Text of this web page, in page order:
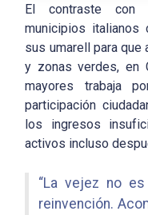
El contraste con
municipios italianos
sus umarell para que
y zonas verdes, en
mayores trabaja
participación
los ingresos
activos incluso
“La vejez no
reinvención.